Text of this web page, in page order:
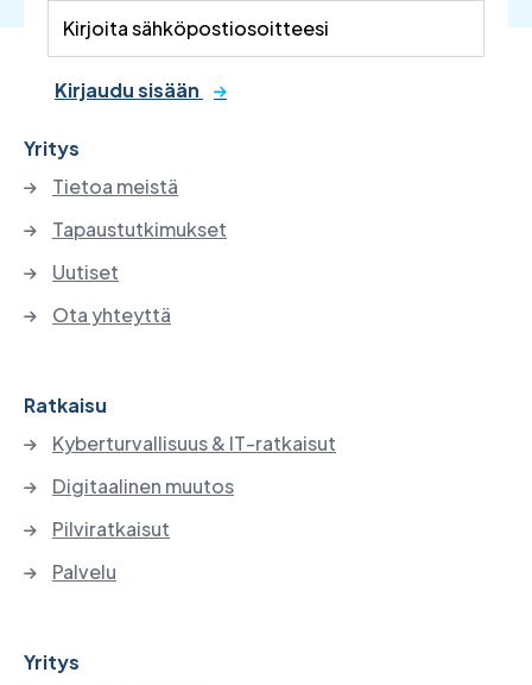
Kirjaudu sisään
Yritys
Tietoa meistä
Tapaustutkimukset
Uutiset
Ota yhteyttä
Ratkaisu
Kyberturvallisuus & IT-ratkaisut
Digitaalinen muutos
Pilviratkaisut
Palvelu
Yritys